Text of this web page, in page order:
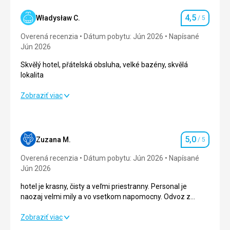
Władysław C. Hodnotenie
4,5 / 5
Overená recenzia Dátum pobytu: Jún 2026
Napísané
Jún 2026
Skvělý hotel, přátelská obsluha, velké bazény, skvělá
lokalita
Skvělý hotel, přátelská obsluha, velké bazény, skvělá
Ubytovanie 5,0/ 5
Okolie
Služby
Zobraziť viac
Zuzana M. Hodnotenie
5,0 / 5
Overená recenzia Dátum pobytu: Jún 2026
Napísané
Jún 2026
hotel je krasny, čisty a veľmi priestranny. Personal je
naozaj velmi mily a vo vsetkom napomocny. Odvoz z
pomohol s vyberom vyletu aj nam dal vsetky potrebne
hotel je krasny, čisty a veľmi priestranny. Personal je
Zobraziť viac